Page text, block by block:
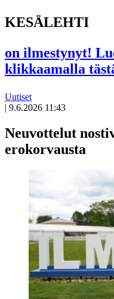
KESÄLEHTI
on ilmestynyt!
klikkaamalla
Uutiset
| 9.6.2026 11:43
Neuvottelut
erokorvausta